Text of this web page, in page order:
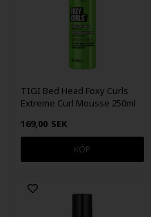
TIGI Bed Head Foxy Curls
Extreme Curl Mousse 250ml
169,00 SEK